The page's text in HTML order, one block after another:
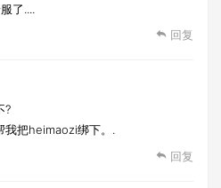
了....
回复
?
我把heimaozi绑下。.
回复